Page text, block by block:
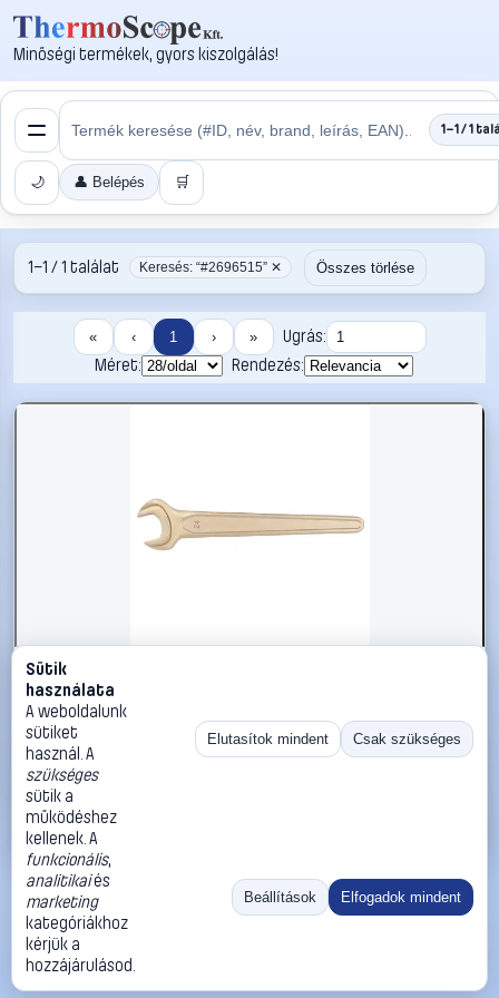
Minőségi termékek, gyors kiszolgálás!
1–1 / 1
🌙 👤 Belépés 🛒
1–1 / 1 találat Keresés: “#2696515” ✕ Összes törlése
« ‹ 1 › »
Ugrás:
Méret:
Rendezés:
#2696515
KS Tools 9637262 963.7262 Egyvillás kulcs
Kulcsszélesség (coll) 3 5/8
KS Tools Egyoldalas villáskulcsok
239 990 Ft
Kosárba
«
Ugrás:
Méret:
Rendezés:
©2026
ThermoScope
ÁSZF
Cégbemutató
Sütik
használata
A weboldalunk
sütiket
használ. A
szükséges
sütik a
működéshez
kellenek. A
funkcionális,
analitikaiés
marketing
kategóriákhoz
kérjük a
hozzájárulásod.
Elutasítok mindent Csak szükséges
Beállítások Elfogadok mindent